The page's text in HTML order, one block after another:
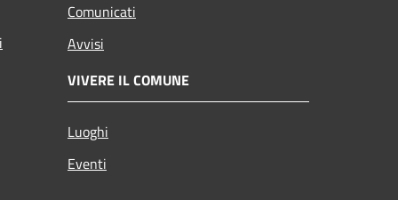
Comunicati
Avvisi
VIVERE IL COMUNE
Luoghi
Eventi